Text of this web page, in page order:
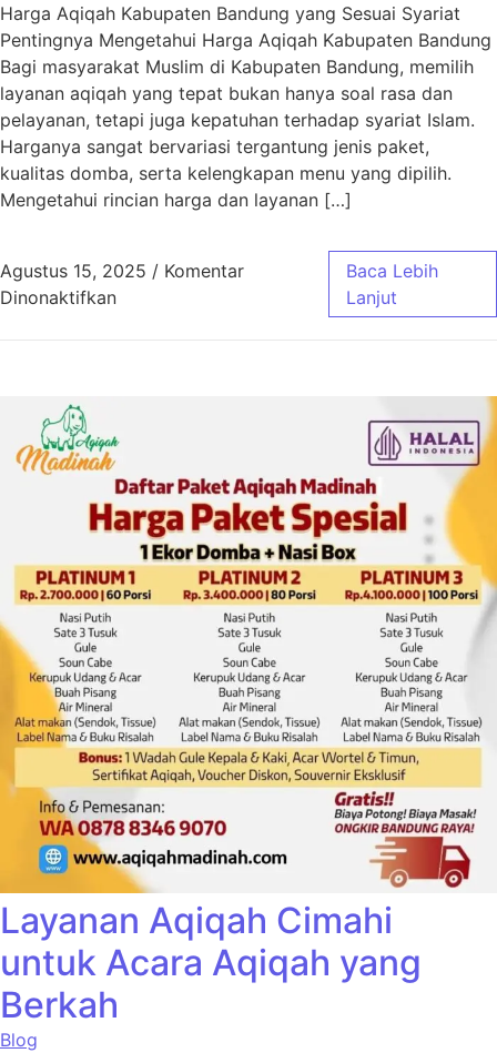
Harga Aqiqah Kabupaten Bandung yang Sesuai Syariat
Pentingnya Mengetahui Harga Aqiqah Kabupaten Bandung
Bagi masyarakat Muslim di Kabupaten Bandung, memilih
layanan aqiqah yang tepat bukan hanya soal rasa dan
pelayanan, tetapi juga kepatuhan terhadap syariat Islam.
Harganya sangat bervariasi tergantung jenis paket,
kualitas domba, serta kelengkapan menu yang dipilih.
Mengetahui rincian harga dan layanan […]
Agustus 15, 2025 / Komentar
Dinonaktifkanpada Harga Aqiqah Kabupaten Bandung
Baca Lebih
Lanjut
Layanan Aqiqah Cimahi
untuk Acara Aqiqah yang
Berkah
Blog